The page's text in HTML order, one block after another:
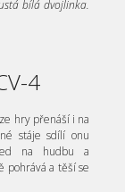
bílá dvojlinka.
4
hry přenáší i na
stáje sdílí onu
na hudbu a
pohrává a těší se